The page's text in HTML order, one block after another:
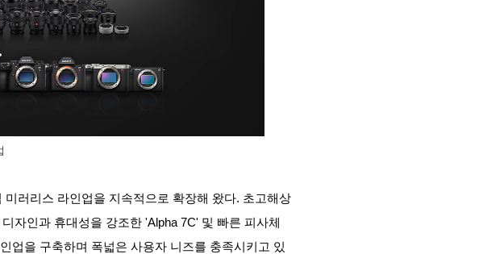
러리스 라인업을 지속적으로 확장해 왔다. 초고해상
자인과 휴대성을 강조한 'Alpha 7C' 및 빠른 피사체
업을 구축하며 폭넓은 사용자 니즈를 충족시키고 있